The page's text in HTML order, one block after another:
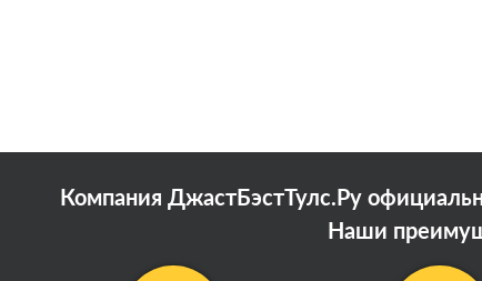
Компания ДжастБэстТулс.Ру
Наши